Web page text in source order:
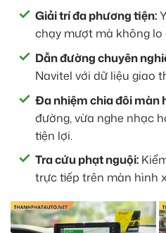
Giải trí đa phương tiện:
chạy mượt mà không lo
Dẫn đường chuyên
Navitel với dữ liệu giao
Đa nhiệm chia đôi màn
đường, vừa nghe nhạc
tiện lợi.
Tra cứu phạt nguội:
trực tiếp trên màn hình